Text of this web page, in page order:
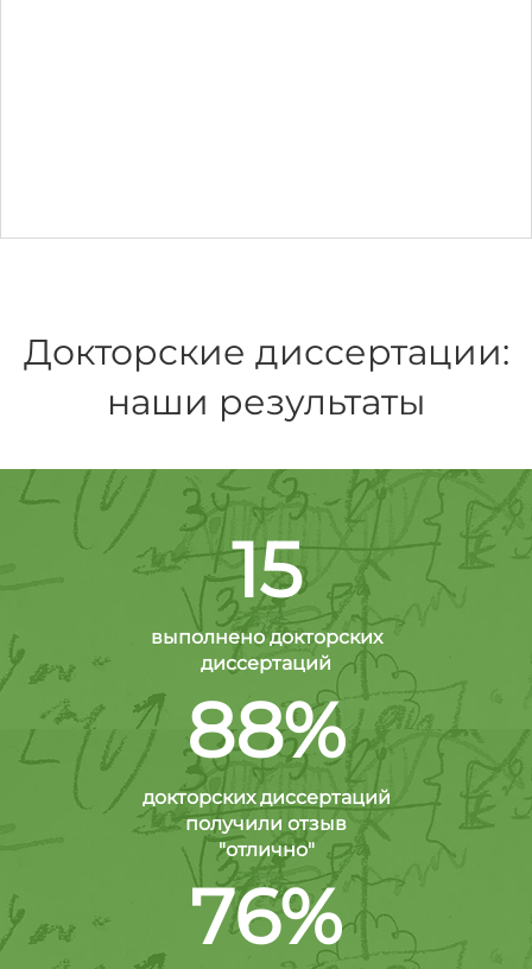
Докторские диссертации:
наши результаты
15
выполнено докторских
диссертаций
88%
докторских диссертаций
получили отзыв
"отлично"
76%